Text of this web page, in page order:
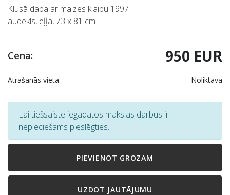
Klusā daba ar maizes klaipu 1997
audekls, eļļa, 73 x 81 cm
Cena: 950 EUR
Atrašanās vieta: Noliktava
Lai tiešsaistē iegādātos mākslas darbus ir
nepieciešams pieslēgties.
PIEVIENOT GROZAM
UZDOT JAUTĀJUMU